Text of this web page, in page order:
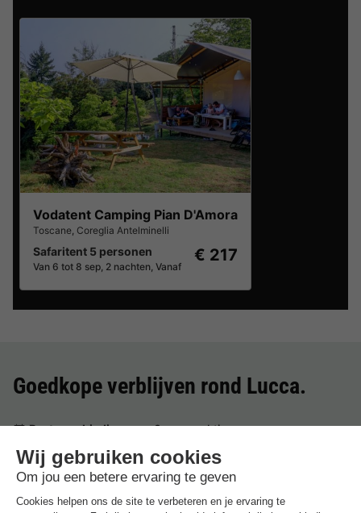
Vodatent Camping Pian D'Amora
Toscane, Coreglia Antelminelli
Safaritent 5 personen
Van 6 tot 8 sep, 2 nachten, Vanaf
€ 217
Goedkope verblijven rond Lucca.
Beste aanbiedingvoor 3 overnachtingen
Vodatent Camping Pian D'Amora
Italië-Toscane-Coreglia antelminelli